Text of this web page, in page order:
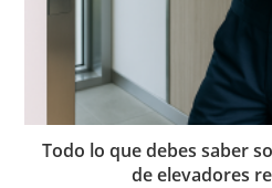
Todo lo que debes saber
de elevadores